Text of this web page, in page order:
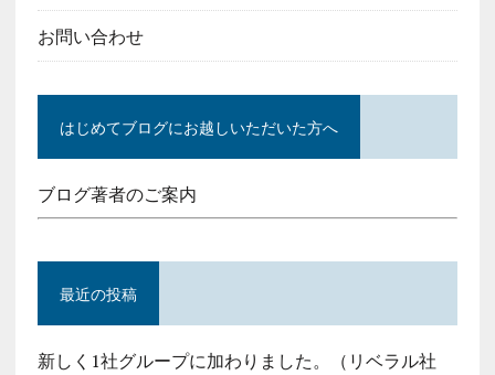
お問い合わせ
はじめてブログにお越しいただいた方へ
ブログ著者のご案内
最近の投稿
新しく1社グループに加わりました。（リベラル社